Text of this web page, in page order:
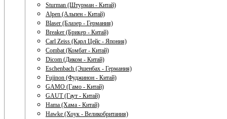
Sturman (Штурман - Китай)
Alpen (Альпен - Китай)
Blaser (Блазер - Германия)
Breaker (Брикер - Китай)
Carl Zeiss (Карл Цейс - Япония)
Combat (Комбат - Китай)
Dicom (Диком - Китай)
Eschenbach (Эшенбах - Германия)
Fujinon (Фуджинон - Китай)
GAMO (Гамо - Китай)
GAUT (Гаут - Китай)
Hama (Хама - Китай)
Hawke (Хоук - Великобритания)